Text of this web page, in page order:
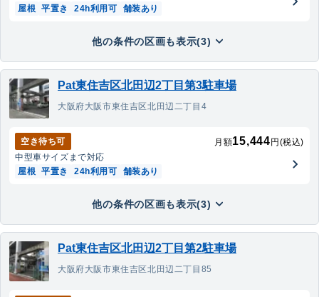
屋根 平置き 24h利用可 舗装あり
他の条件の区画も表示(3)
Pat東住吉区北田辺2丁目第3駐車場
大阪府大阪市東住吉区北田辺二丁目4
空き待ち可 月額15,444 円(税込)
中型車サイズまで対応
屋根 平置き 24h利用可 舗装あり
他の条件の区画も表示(3)
Pat東住吉区北田辺2丁目第2駐車場
大阪府大阪市東住吉区北田辺二丁目85